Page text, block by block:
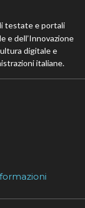
testate e portali
e dell’Innovazione
digitale e
italiane.